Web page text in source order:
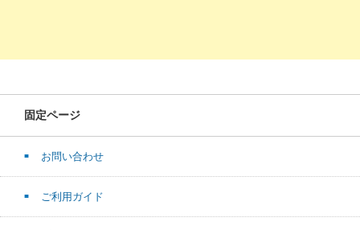
固定ページ
お問い合わせ
ご利用ガイド